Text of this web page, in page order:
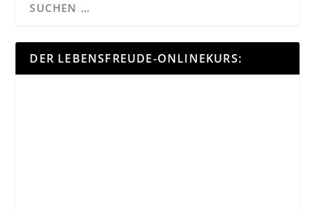
DER LEBENSFREUDE-ONLINEKURS: